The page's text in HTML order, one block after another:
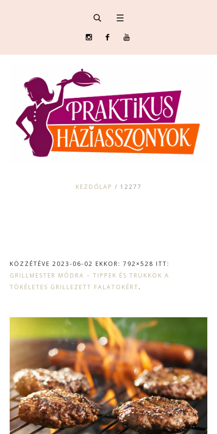
KEZDŐLAP / 12277
KÖZZÉTÉVE 2023-06-02 EKKOR: 792×528 ITT:
GRILLMESTER MÓDRA – TIPPEK ÉS TRÜKKÖK A
TÖKÉLETES GRILLEZETT FALATOKÉRT.